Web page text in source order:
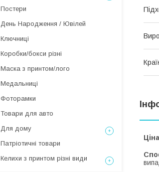
Постери
День Народження / Ювілей
Ключниці
Коробки/бокси різні
Маска з принтом/лого
Медальниці
Фоторамки
Товари для авто
Для дому
Патріотичні товари
Келихи з принтом різні види